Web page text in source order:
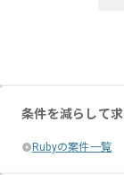
条件を減らして
Rubyの案件一覧